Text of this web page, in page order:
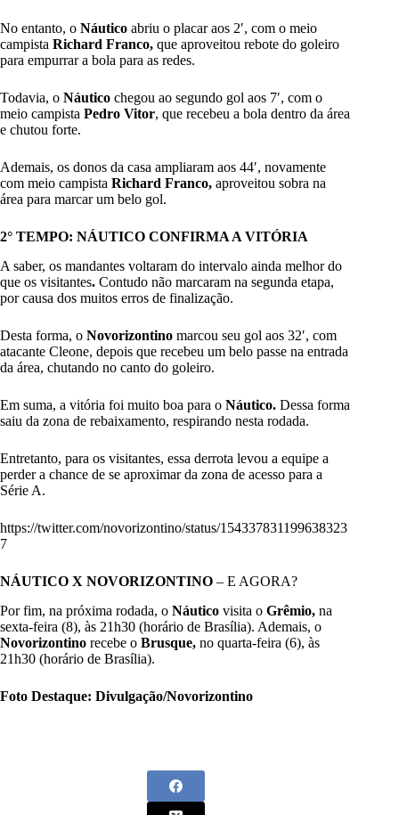
No entanto, o Náutico abriu o placar aos 2′, com o meio
campista Richard Franco, que aproveitou rebote do goleiro
para empurrar a bola para as redes.
Todavia, o Náutico chegou ao segundo gol aos 7′, com o
meio campista Pedro Vitor, que recebeu a bola dentro da área
e chutou forte.
Ademais, os donos da casa ampliaram aos 44′, novamente
com meio campista Richard Franco, aproveitou sobra na
área para marcar um belo gol.
2° TEMPO: NÁUTICO CONFIRMA A VITÓRIA
A saber, os mandantes voltaram do intervalo ainda melhor do
que os visitantes. Contudo não marcaram na segunda etapa,
por causa dos muitos erros de finalização.
Desta forma, o Novorizontino marcou seu gol aos 32′, com
atacante Cleone, depois que recebeu um belo passe na entrada
da área, chutando no canto do goleiro.
Em suma, a vitória foi muito boa para o Náutico. Dessa forma
saiu da zona de rebaixamento, respirando nesta rodada.
Entretanto, para os visitantes, essa derrota levou a equipe a
perder a chance de se aproximar da zona de acesso para a
Série A.
https://twitter.com/novorizontino/status/154337831199638323
7
NÁUTICO X NOVORIZONTINO – E AGORA?
Por fim, na próxima rodada, o Náutico visita o Grêmio, na
sexta-feira (8), às 21h30 (horário de Brasília). Ademais, o
Novorizontino recebe o Brusque, no quarta-feira (6), às
21h30 (horário de Brasília).
Foto Destaque: Divulgação/Novorizontino